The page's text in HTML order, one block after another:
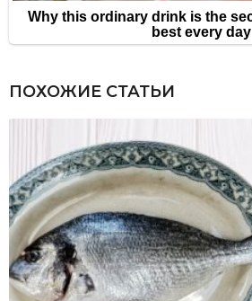
ПОХОЖИЕ СТАТЬИ